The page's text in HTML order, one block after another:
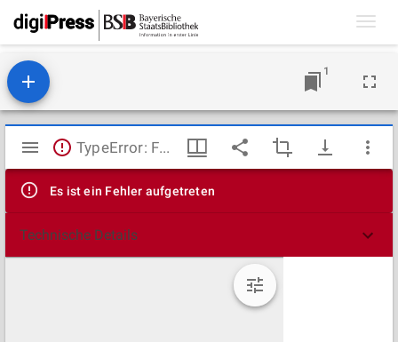
1
Mirador
Viewer
TypeError: Failed to fetch
Es ist ein Fehler aufgetreten
Technische Details